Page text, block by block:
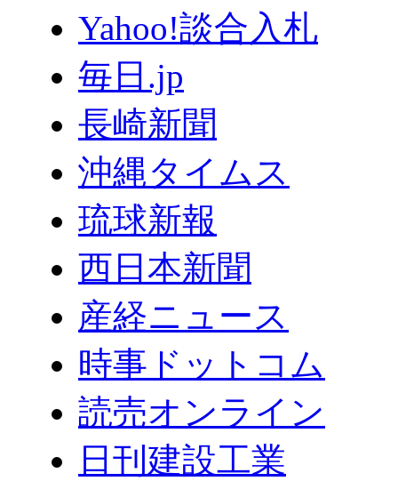
Yahoo!談合入札
毎日.jp
長崎新聞
沖縄タイムス
琉球新報
西日本新聞
産経ニュース
時事ドットコム
読売オンライン
日刊建設工業